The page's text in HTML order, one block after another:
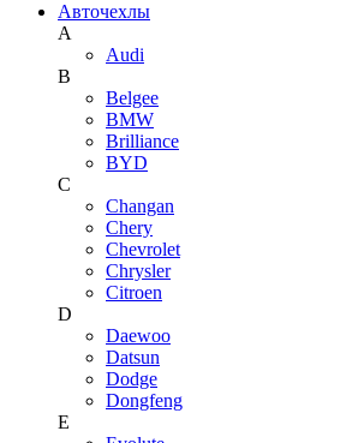
Авточехлы
A
Audi
B
Belgee
BMW
Brilliance
BYD
C
Changan
Chery
Chevrolet
Chrysler
Citroen
D
Daewoo
Datsun
Dodge
Dongfeng
E